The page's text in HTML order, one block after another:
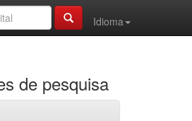
Idioma
de pesquisa